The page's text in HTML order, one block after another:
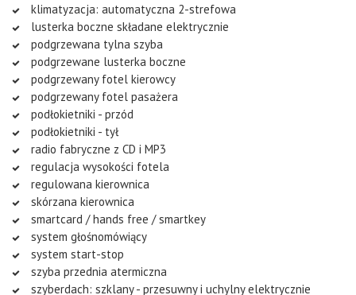
klimatyzacja: automatyczna 2-strefowa
lusterka boczne składane elektrycznie
podgrzewana tylna szyba
podgrzewane lusterka boczne
podgrzewany fotel kierowcy
podgrzewany fotel pasażera
podłokietniki - przód
podłokietniki - tył
radio fabryczne z CD i MP3
regulacja wysokości fotela
regulowana kierownica
skórzana kierownica
smartcard / hands free / smartkey
system głośnomówiący
system start-stop
szyba przednia atermiczna
szyberdach: szklany - przesuwny i uchylny elektrycznie